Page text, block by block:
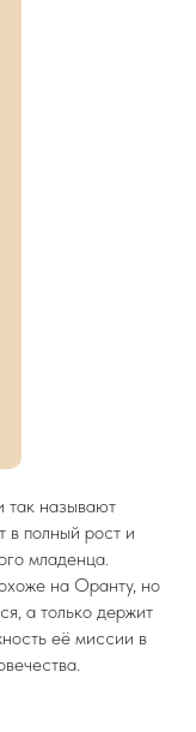
так называют
в полный рост и
младенца.
на Оранту, но
а только держит
её миссии в